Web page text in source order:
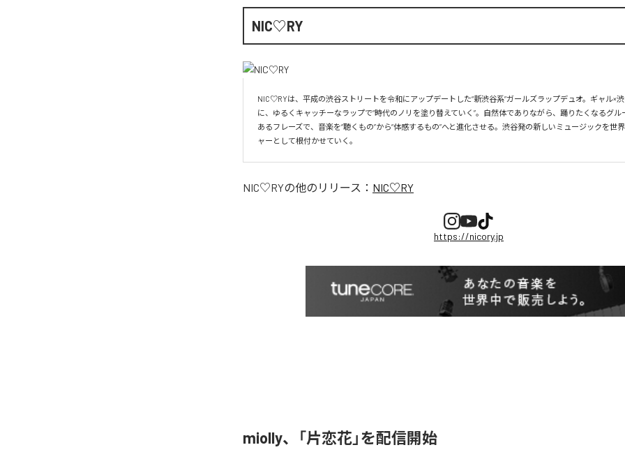
NIC♡RY
NIC♡RYは、平成の渋谷ストリートを令和にアップデートした“新渋谷系”ガールズラップデュオ。ギャル×
に、ゆるくキャッチーなラップで“時代のノリを塗り替えていく”。自然体でありながら、踊りたくなるグル
あるフレーズで、音楽を“聴くもの”から“体感するもの”へと進化させる。渋谷発の新しいミュージックを世
ャーとして根付かせていく。
NIC♡RYの他のリリース： NIC♡RY
https://nicory.jp
miolly、「片恋花」を配信開始